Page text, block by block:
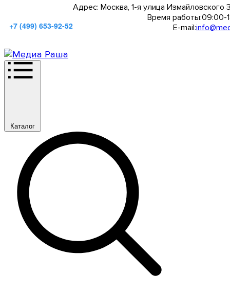
+7 (499) 653-92-52
Адрес: Москва, 1-я улица Измайловского
Время работы:09:00-
E-mail:
Каталог